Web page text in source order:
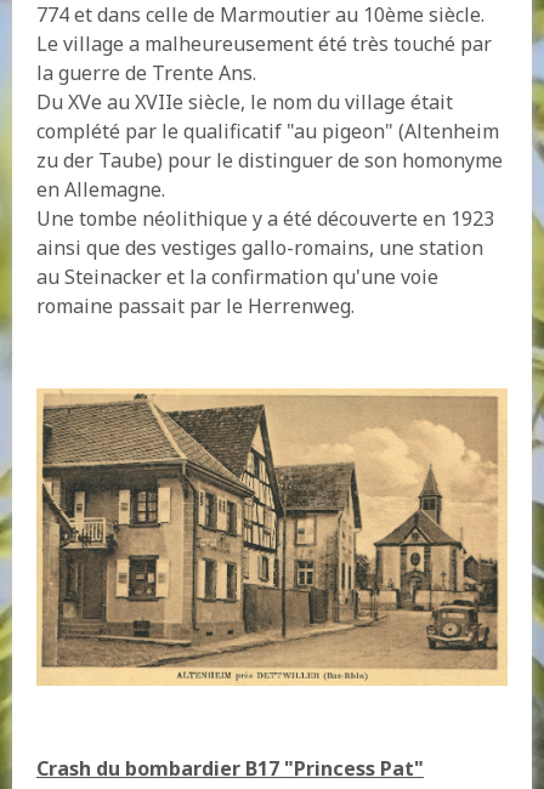
774 et dans celle de Marmoutier au 10ème siècle.
Le village a malheureusement été très touché par
la guerre de Trente Ans.
Du XVe au XVIIe siècle, le nom du village était
complété par le qualificatif "au pigeon" (Altenheim
zu der Taube) pour le distinguer de son homonyme
en Allemagne.
Une tombe néolithique y a été découverte en 1923
ainsi que des vestiges gallo-romains, une station
au Steinacker et la confirmation qu'une voie
romaine passait par le Herrenweg.
Crash du bombardier B17 "Princess Pat"